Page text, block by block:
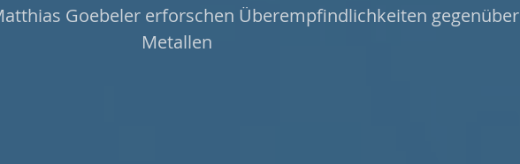
Goebeler erforschen Überempfindlichkeiten gegenüber
Metallen